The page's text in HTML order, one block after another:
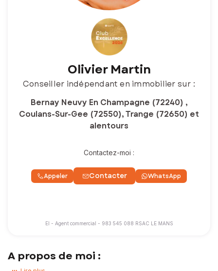
Olivier Martin
Conseiller indépendant en immobilier sur :
Bernay Neuvy En Champagne (72240) ,
Coulans-Sur-Gee (72550), Trange (72650) et
alentours
Contactez-moi :
Appeler Contacter WhatsApp
EI - Agent commercial - 983 545 088 RSAC LE MANS
A propos de moi :